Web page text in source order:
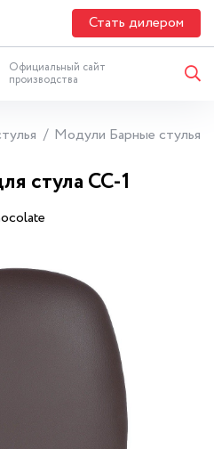
Стать дилером
Официальный сайт
производства
Модули Барные стулья
стула СС-1